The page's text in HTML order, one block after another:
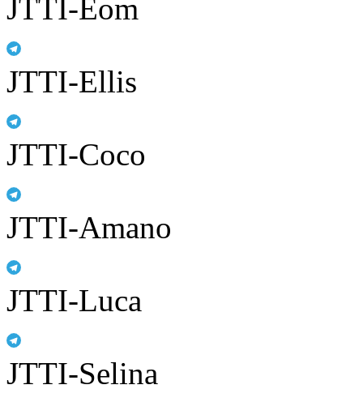
JTTI-Eom
JTTI-Ellis
JTTI-Coco
JTTI-Amano
JTTI-Luca
JTTI-Selina